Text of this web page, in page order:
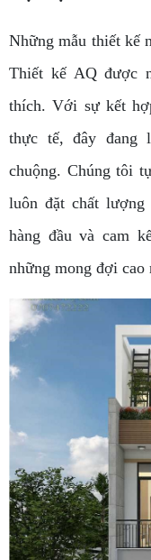
Những mẫu thiết kế
Thiết kế AQ được
thích. Với sự kết
thực tế, đây đang
chuộng. Chúng tôi
luôn đặt chất
hàng đầu và cam
những mong đợi cao